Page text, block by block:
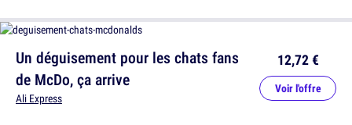
Un déguisement pour les chats fans
de McDo, ça arrive
Ali Express
12,72 €
Voir l'offre